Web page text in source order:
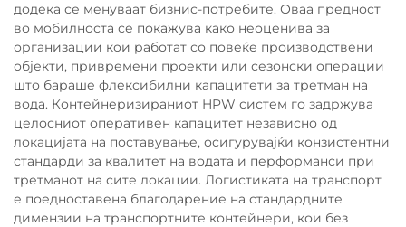
додека се менуваат бизнис-потребите. Оваа предност
во мобилноста се покажува како неоценива за
организации кои работат со повеќе производствени
објекти, привремени проекти или сезонски операции
што бараше флексибилни капацитети за третман на
вода. Контейнеризираниот HPW систем го задржува
целосниот оперативен капацитет независно од
локацијата на поставување, осигурувајќи конзистентни
стандарди за квалитет на водата и перформанси при
третманот на сите локации. Логистиката на транспорт
е поедноставена благодарение на стандардните
димензии на транспортните контейнери, кои без